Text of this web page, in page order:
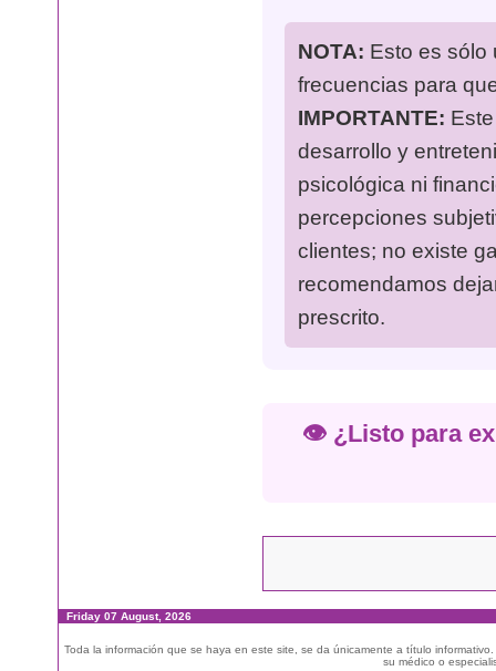
NOTA: Esto es sólo
frecuencias para
IMPORTANTE:
desarrollo y
psicológica ni
percepciones
clientes; no existe
recomendamos
prescrito.
👁️ ¿Listo para
Friday 07 August, 2026
Toda la información que se haya en este site, se da únicamente a título
su médico o